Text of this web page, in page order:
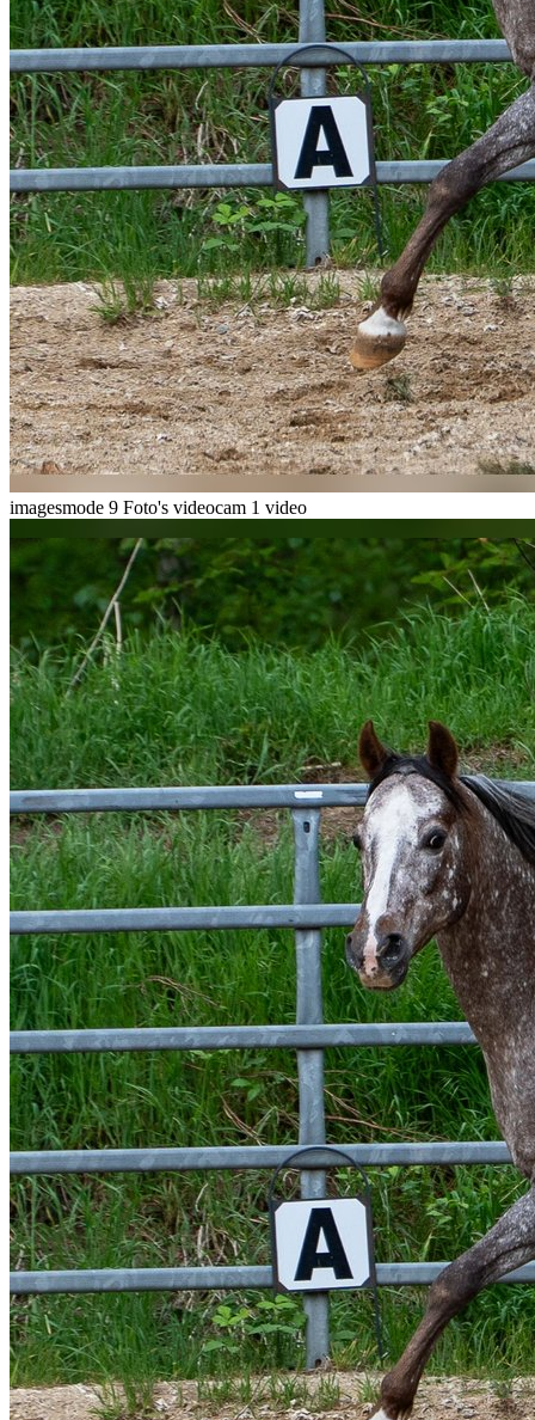
imagesmode 9 Foto's videocam 1 video